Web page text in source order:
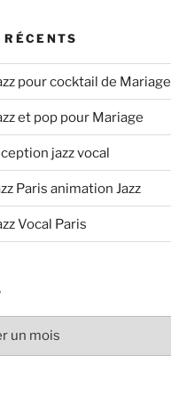
pour cocktail de Mariage
et pop pour Mariage
jazz vocal
Paris animation Jazz
Vocal Paris